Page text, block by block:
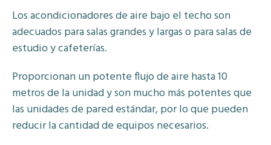
Los acondicionadores de aire bajo el techo son
adecuados para salas grandes y largas o para salas de
estudio y cafeterías.
Proporcionan un potente flujo de aire hasta 10
metros de la unidad y son mucho más potentes que
las unidades de pared estándar, por lo que pueden
reducir la cantidad de equipos necesarios.